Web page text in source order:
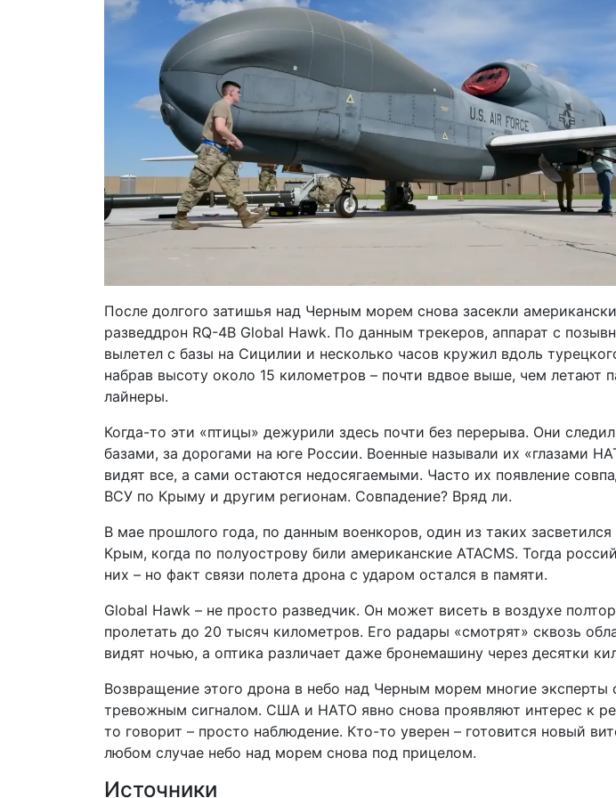
После долгого затишья над Черным морем снова засекли
разведдрон RQ-4B Global Hawk. По данным трекеров, аппарат с
вылетел с базы на Сицилии и несколько часов кружил вдоль
набрав высоту около 15 километров – почти вдвое выше, чем летают
лайнеры.
Когда-то эти «птицы» дежурили здесь почти без перерыва. Они
базами, за дорогами на юге России. Военные называли их «глазами
видят все, а сами остаются недосягаемыми. Часто их появление
ВСУ по Крыму и другим регионам. Совпадение? Вряд ли.
В мае прошлого года, по данным военкоров, один из таких
Крым, когда по полуострову били американские ATACMS. Тогда
них – но факт связи полета дрона с ударом остался в памяти.
Global Hawk – не просто разведчик. Он может висеть в воздухе
пролетать до 20 тысяч километров. Его радары «смотрят» сквозь
видят ночью, а оптика различает даже бронемашину через десятки
Возвращение этого дрона в небо над Черным морем многие эксперты
тревожным сигналом. США и НАТО явно снова проявляют интерес к
то говорит – просто наблюдение. Кто-то уверен – готовится новый
любом случае небо над морем снова под прицелом.
Источники